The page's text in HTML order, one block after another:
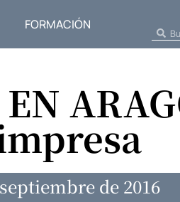
FORMACIÓN
de 2016